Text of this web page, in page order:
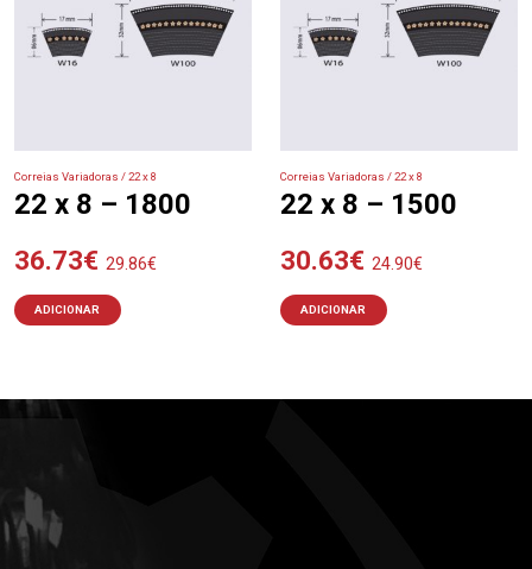
Correias Variadoras / 22 x 8
22 x 8 – 1800
36.73€ 29.86€
ADICIONAR
Correias Variadoras / 22 x 8
22 x 8 – 1500
30.63€ 24.90€
ADICIONAR